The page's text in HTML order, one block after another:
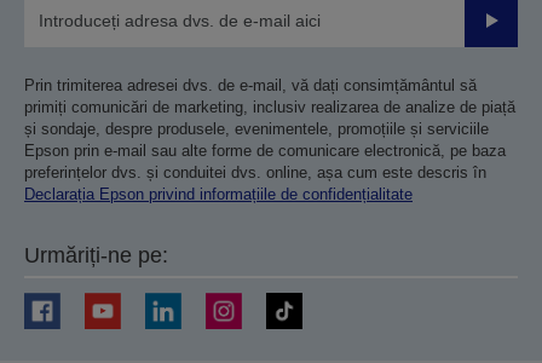
Prin trimiterea adresei dvs. de e-mail, vă dați consimțământul să
primiți comunicări de marketing, inclusiv realizarea de analize de piață
și sondaje, despre produsele, evenimentele, promoțiile și serviciile
Epson prin e-mail sau alte forme de comunicare electronică, pe baza
preferințelor dvs. și conduitei dvs. online, așa cum este descris în
Declarația Epson privind informațiile de confidențialitate
Urmăriți-ne pe: